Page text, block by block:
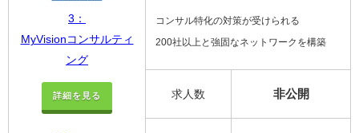
3：
MyVisionコンサルティ
ング
詳細を見る
コンサル特化の対策が受けられる
200社以上と強固なネットワークを構築
求人数 非公開